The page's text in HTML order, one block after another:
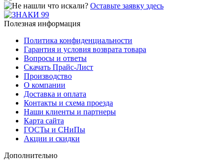
Оставьте заявку здесь
Полезная информация
Политика конфиденциальности
Гарантия и условия возврата товара
Вопросы и ответы
Скачать Прайс-Лист
Производство
О компании
Доставка и оплата
Контакты и схема проезда
Наши клиенты и партнеры
Карта сайта
ГОСТы и СНиПы
Акции и скидки
Дополнительно